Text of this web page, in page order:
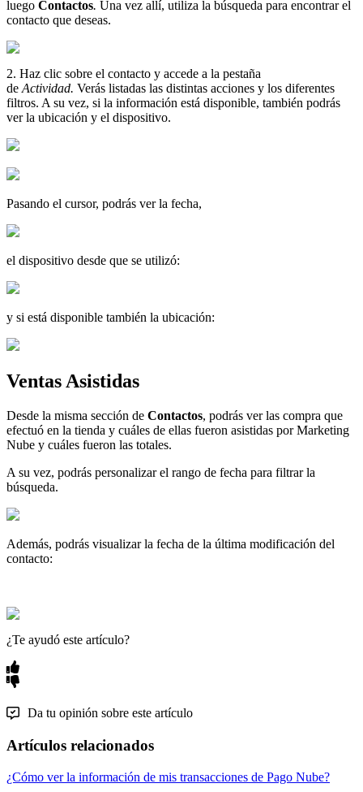
luego Contactos. Una vez allí, utiliza la búsqueda para encontrar el
contacto que deseas.
2. Haz clic sobre el contacto y accede a la pestaña
de Actividad. Verás listadas las distintas acciones y los diferentes
filtros. A su vez, si la información está disponible, también podrás
ver la ubicación y el dispositivo.
Pasando el cursor, podrás ver la fecha,
el dispositivo desde que se utilizó:
y si está disponible también la ubicación:
Ventas Asistidas
Desde la misma sección de Contactos, podrás ver las compra que
efectuó en la tienda y cuáles de ellas fueron asistidas por Marketing
Nube y cuáles fueron las totales.
A su vez, podrás personalizar el rango de fecha para filtrar la
búsqueda.
Además, podrás visualizar la fecha de la última modificación del
contacto:
¿Te ayudó este artículo?
Da tu opinión sobre este artículo
Artículos relacionados
¿Cómo ver la información de mis transacciones de Pago Nube?